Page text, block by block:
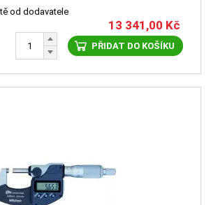
od dodavatele
13 341,00 Kč
PŘIDAT DO KOŠÍKU